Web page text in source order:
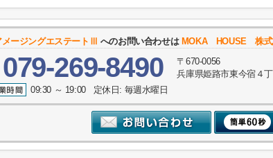
メージングエステートⅢ へのお問い合わせは MOKA HOUSE 株式
269-8490
〒670-0056
兵庫県姫路市東今宿４
09:30 ～ 19:00 定休日: 毎週水曜日